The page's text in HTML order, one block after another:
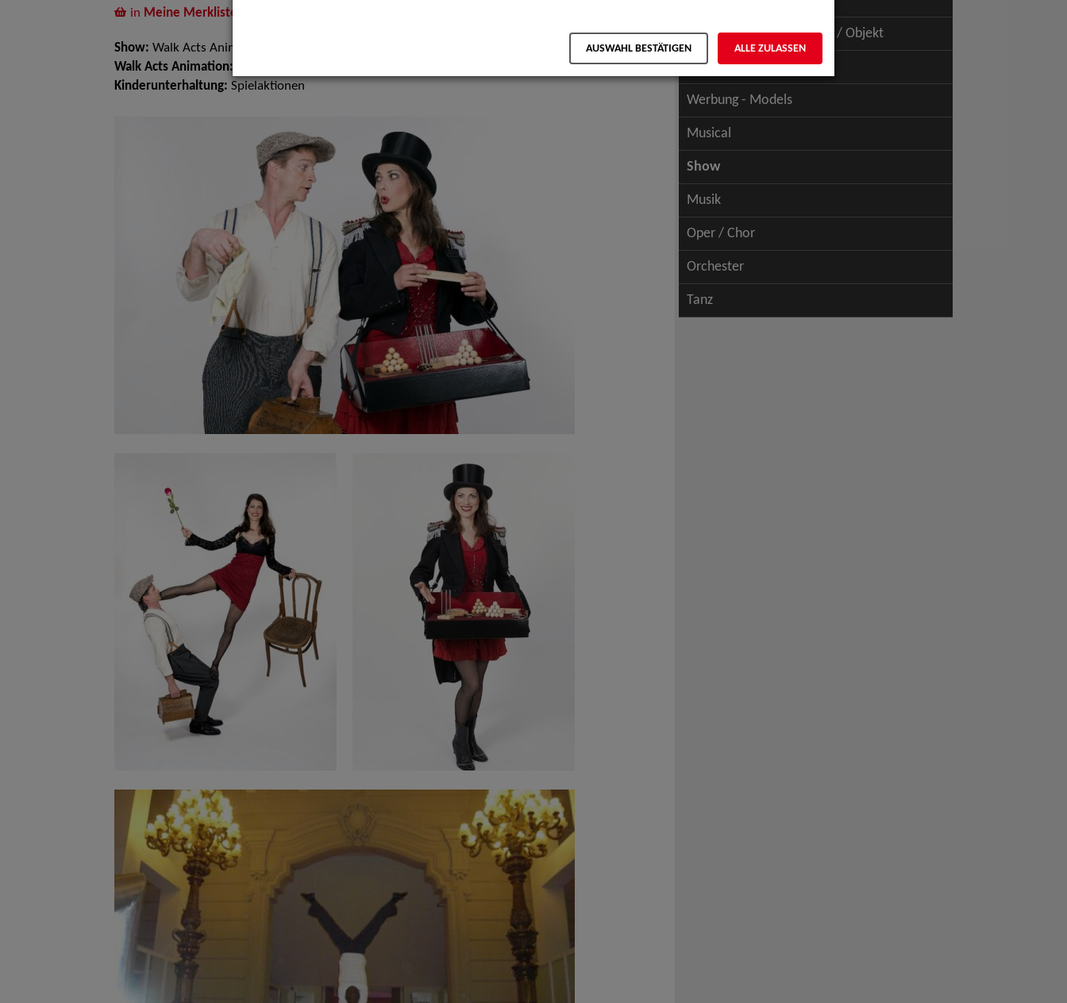
in Meine Merkliste
Show: Walk Acts Animation, Kinderunterhaltung
Walk Acts Animation: Stelzenlauf, Walk Acts, Kinderschminken, Luftballonmodellage
Kinderunterhaltung: Spielaktionen
Schauspiel - Figur / Puppe / Objekt
Werbung - Talents
Werbung - Models
Musical
Show
Musik
Oper / Chor
Orchester
Tanz
AUSWAHL BESTÄTIGEN ALLE ZULASSEN